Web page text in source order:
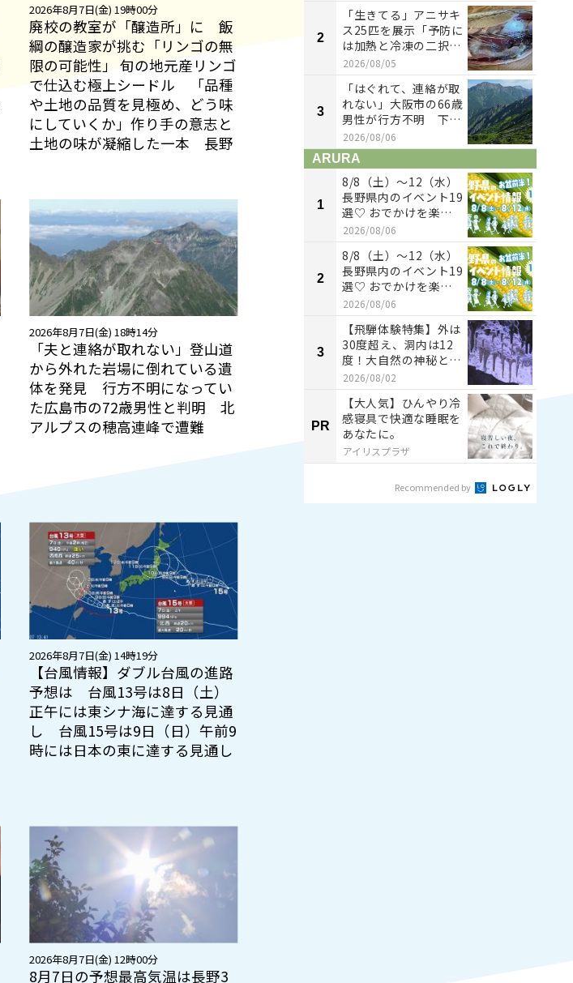
2026年8月7日(金) 19時00分
廃校の教室が「醸造所」に 飯
綱の醸造家が挑む「リンゴの無
限の可能性」 旬の地元産リンゴ
で仕込む極上シードル 「品種
や土地の品質を見極め、どう味
にしていくか」作り手の意志と
土地の味が凝縮した一本 長野
2026年8月7日(金) 18時14分
「夫と連絡が取れない」登山道
から外れた岩場に倒れている遺
体を発見 行方不明になってい
た広島市の72歳男性と判明 北
アルプスの穂高連峰で遭難
2026年8月7日(金) 14時19分
【台風情報】ダブル台風の進路
予想は 台風13号は8日（土）
正午には東シナ海に達する見通
し 台風15号は9日（日）午前9
時には日本の東に達する見通し
2026年8月7日(金) 12時00分
8月7日の予想最高気温は長野3
2
「生きてる」アニサキ
ス25匹を展示「予防に
は加熱と冷凍の二択」
口つけたペットボ...
2026/08/05
3
「はぐれて、連絡が取
れない」大阪市の66歳
男性が行方不明 下山
中に友人とはぐれる...
2026/08/06
ARURA
1
8/8（土）〜12（水）
長野県内のイベント19
選♡ おでかけを楽し
もう！
2026/08/06
2
8/8（土）〜12（水）
長野県内のイベント19
選♡ おでかけを楽し
もう！
2026/08/06
3
【飛騨体験特集】外は
30度超え、洞内は12
度！大自然の神秘とひ
んやり涼感を体験 ...
2026/08/02
PR
【大人気】ひんやり冷
感寝具で快適な睡眠を
あなたに。
アイリスプラザ
Recommended by